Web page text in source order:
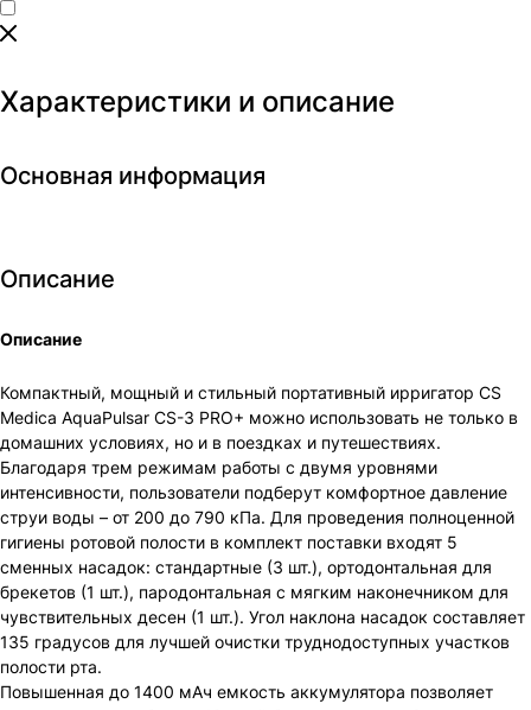
Характеристики и описание
Основная информация
Описание
Описание
Компактный, мощный и стильный портативный ирригатор CS
Medica AquaPulsar CS-3 PRO+ можно использовать не только в
домашних условиях, но и в поездках и путешествиях.
Благодаря трем режимам работы с двумя уровнями
интенсивности, пользователи подберут комфортное давление
струи воды – от 200 до 790 кПа. Для проведения полноценной
гигиены ротовой полости в комплект поставки входят 5
сменных насадок: стандартные (3 шт.), ортодонтальная для
брекетов (1 шт.), пародонтальная с мягким наконечником для
чувствительных десен (1 шт.). Угол наклона насадок составляет
135 градусов для лучшей очистки труднодоступных участков
полости рта.
Повышенная до 1400 мАч емкость аккумулятора позволяет